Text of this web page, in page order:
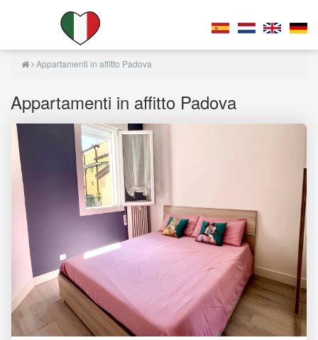
Appartamenti in affitto Padova
Appartamenti in affitto Padova